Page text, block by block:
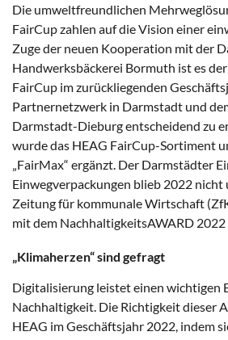
Die umweltfreundlichen
FairCup zahlen auf die Vision einer
Zuge der neuen Kooperation mit der
Handwerksbäckerei Bormuth ist es
FairCup im zurückliegenden
Partnernetzwerk in Darmstadt und
Darmstadt-Dieburg entscheidend zu
wurde das HEAG FairCup-Sortiment
„FairMax“ ergänzt. Der Darmstädter
Einwegverpackungen blieb 2022
Zeitung für kommunale Wirtschaft
mit dem NachhaltigkeitsAWARD
„Klimaherzen“ sind gefragt
Digitalisierung leistet einen wichtigen
Nachhaltigkeit. Die Richtigkeit dieser
HEAG im Geschäftsjahr 2022, indem